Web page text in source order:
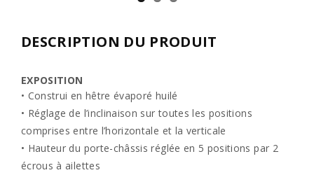
DESCRIPTION DU PRODUIT
EXPOSITION
• Construi en hêtre évaporé huilé
• Réglage de l’inclinaison sur toutes les positions
comprises entre l’horizontale et la verticale
• Hauteur du porte-châssis réglée en 5 positions par 2
écrous à ailettes